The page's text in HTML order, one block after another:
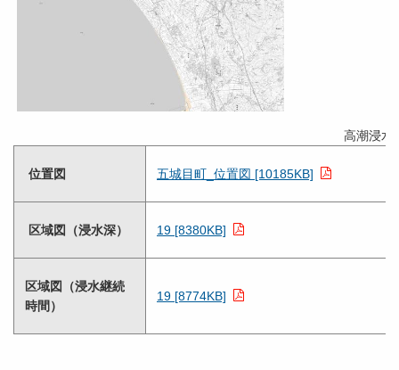
高潮浸水
位置図 五城目町_位置図 [10185KB]
区域図（浸水深） 19 [8380KB]
区域図（浸水継続
時間）
19 [8774KB]